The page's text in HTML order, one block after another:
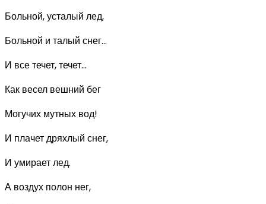
Больной, усталый лед,
Больной и талый снег...
И все течет, течет...
Как весел вешний бег
Могучих мутных вод!
И плачет дряхлый снег,
И умирает лед.
А воздух полон нег,